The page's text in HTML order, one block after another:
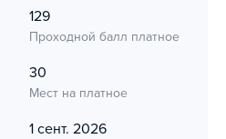
129
Проходной балл платное
30
Мест на платное
1 сент. 2026